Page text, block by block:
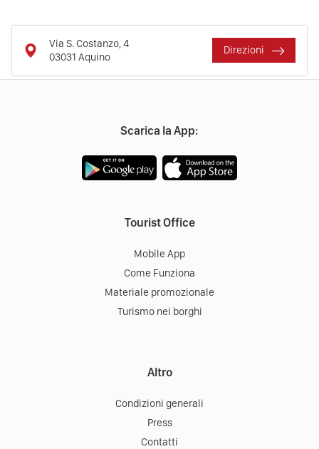
Via S. Costanzo, 4
03031 Aquino
Direzioni
Scarica la App:
Tourist Office
Mobile App
Come Funziona
Materiale promozionale
Turismo nei borghi
Altro
Condizioni generali
Press
Contatti